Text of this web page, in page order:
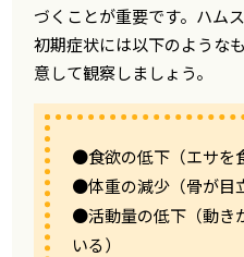
づくことが重要です。ハム
初期症状には以下のような
意して観察しましょう。
●食欲の低下（エサを
●体重の減少（骨が目
●活動量の低下（動き
いる）